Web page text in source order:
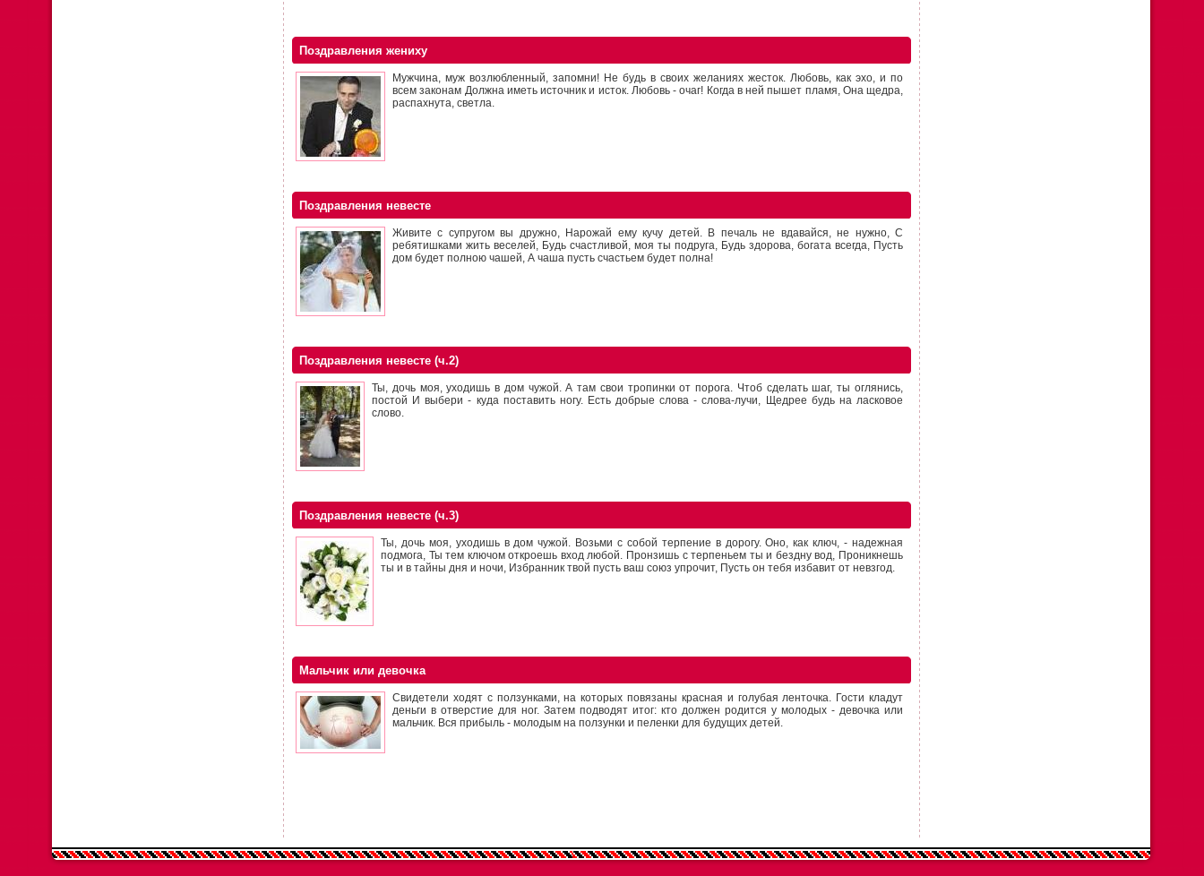
Поздравления жениху
Мужчина, муж возлюбленный, запомни! Hе будь в своих желаниях жесток. Любовь, как эхо, и по
всем законам Должна иметь источник и исток. Любовь - очаг! Когда в ней пышет пламя, Она щедра,
распахнута, светла.
Поздравления невесте
Живите с супругом вы дружно, Hарожай ему кучу детей. В печаль не вдавайся, не нужно, С
ребятишками жить веселей, Будь счастливой, моя ты подруга, Будь здорова, богата всегда, Пусть
дом будет полною чашей, А чаша пусть счастьем будет полна!
Поздравления невесте (ч.2)
Ты, дочь моя, уходишь в дом чужой. А там свои тропинки от порога. Чтоб сделать шаг, ты оглянись,
постой И выбери - куда поставить ногу. Есть добрые слова - слова-лучи, Щедрее будь на ласковое
слово.
Поздравления невесте (ч.3)
Ты, дочь моя, уходишь в дом чужой. Возьми с собой терпение в дорогу. Оно, как ключ, - надежная
подмога, Ты тем ключом откроешь вход любой. Пронзишь с терпеньем ты и бездну вод, Проникнешь
ты и в тайны дня и ночи, Избранник твой пусть ваш союз упрочит, Пусть он тебя избавит от невзгод.
Мальчик или девочка
Свидетели ходят с ползунками, на которых повязаны красная и голубая ленточка. Гости кладут
деньги в отверстие для ног. Затем подводят итог: кто должен родится у молодых - девочка или
мальчик. Вся прибыль - молодым на ползунки и пеленки для будущих детей.